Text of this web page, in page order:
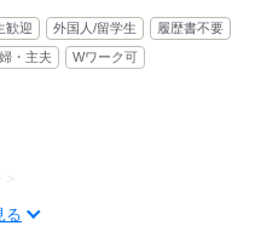
け◎
歓迎 外国人/留学生
履歴書不要
・主夫
Wワーク可
る